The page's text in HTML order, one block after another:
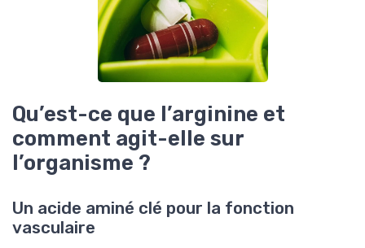
Qu’est-ce que l’arginine et
comment agit-elle sur
l’organisme ?
Un acide aminé clé pour la fonction
vasculaire